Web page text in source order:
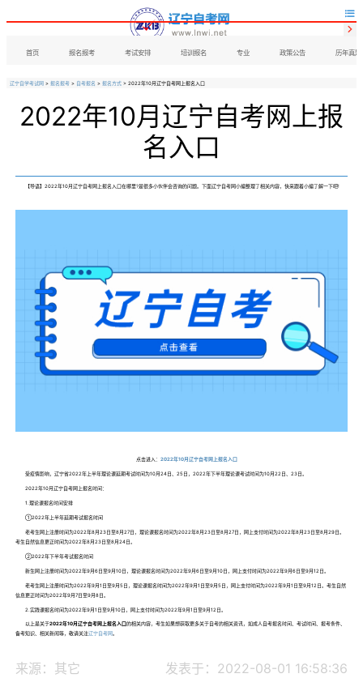

首页 报名报考 考试安排 培训报名 专业 政策公告 历年真题

辽宁自学考试网 > 报名报考 > 自考报名 > 报名方式 > 2022年10月辽宁自考网上报名入口
2022年10月辽宁自考网上报
名入口
【导语】2022年10月辽宁自考网上报名入口在哪里?是很多小伙伴会咨询的问题。下面辽宁自考网小编整理了相关内容，快来跟着小编了解一下吧!
点击进入： 2022年10月辽宁自考网上报名入口
受疫情影响，辽宁省2022年上半年理论课延期考试时间为10月24日、25日，2022年下半年理论课考试时间为10月22日、23日。
2022年10月辽宁自考网上报名时间：
1.理论课报名时间安排
①2022年上半年延期考试报名时间
老考生网上注册时间为2022年8月23日至8月27日，理论课报名时间为2022年8月23日至8月27日，网上支付时间为2022年8月23日至8月29日。
考生自然信息更正时间为2022年8月23日至8月24日。
②2022年下半年考试报名时间
新生网上注册时间为2022年9月6日至9月10日，理论课报名时间为2022年9月6日至9月10日，网上支付时间为2022年9月6日至9月12日。
老考生网上注册时间为2022年9月1日至9月5日，理论课报名时间为2022年9月1日至9月5日，网上支付时间为2022年9月1日至9月12日。考生自然
信息更正时间为2022年9月7日至9月8日。
2.实践课报名时间为2022年9月1日至9月10日，网上支付时间为2022年9月1日至9月12日。
以上是关于2022年10月辽宁自考网上报名入口的相关内容，考生如果想获取更多关于自考的相关资讯，如成人自考报名时间、考试时间、报考条件、
备考知识、相关新闻等，敬请关注辽宁自考网。
来源：其它 发表于：2022-08-01 16:58:36